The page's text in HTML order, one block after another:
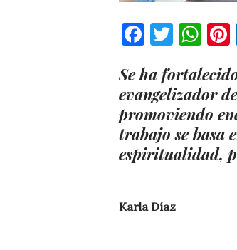
Se ha
evangelizador
promoviendo
trabajo se basa
espiritualidad,
Karla Díaz